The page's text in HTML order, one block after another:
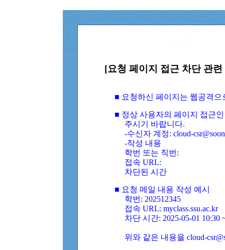
[요청 페이지 접근 차단 관
■ 요청하신 페이지는 웹공격
■ 정상 사용자의 페이지 접근
주시기 바랍니다.
-수신자 계정: cloud-
-작성 내용
학번 또는 직번:
접속 URL:
차단된 시간
■ 요청 메일 내용 작성 예시
학번: 202512345
접속 URL: myclass.ssu.ac.kr
차단 시간: 2025-05-01 10:30
위와 같은 내용을 cloud-